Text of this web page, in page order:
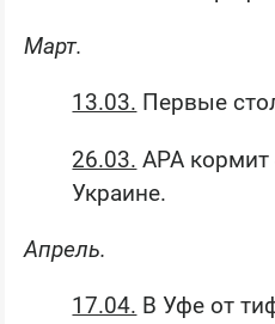
Март.
13.03. Первые
26.03. АРА кормит
Украине.
Апрель.
17.04. В Уфе от